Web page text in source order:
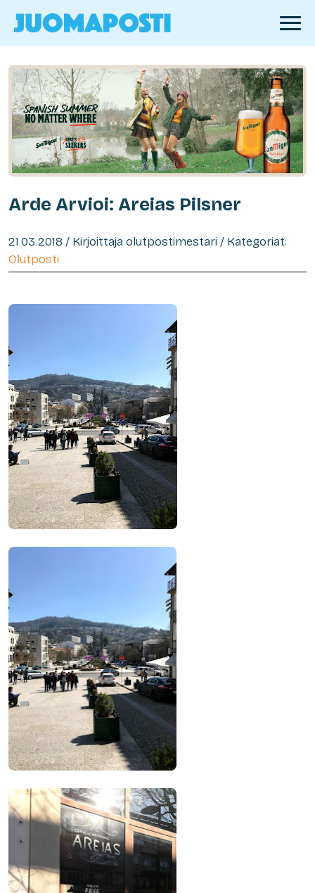
Arde Arvioi: Areias Pilsner
21.03.2018 / Kirjoittaja olutpostimestari / Kategoriat:
Olutposti